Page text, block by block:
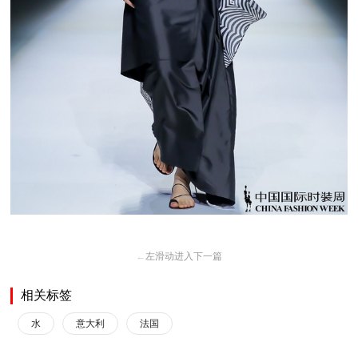
← 左滑动进入下一篇
相关标签
水 意大利 法国